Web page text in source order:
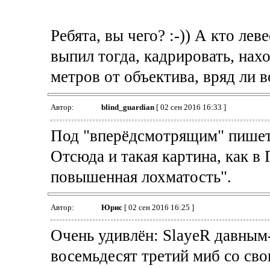
Ребята, вы чего? :-)) А кто
выпил тогда, кадрировать,
метров от объектива, вряд ли
Автор: blind_guardian[ 02 сен 2016 16:33 ]
Под "вперёдсмотрящим" пишет
Отсюда и такая картина, как
повышенная лохматость".
Автор: Юрис[ 02 сен 2016 16:25 ]
Очень удивлён: SlayeR
восемьдесят третий миб со